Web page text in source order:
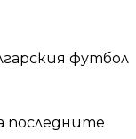
футбол
последните